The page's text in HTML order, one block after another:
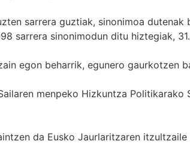
sarrera guztiak, sinonimoa
sarrera sinonimodun ditu hiztegiak,
egon beharrik, egunero gaurkotzen
menpeko Hizkuntza
da Eusko Jaurlaritzaren itzultzaile